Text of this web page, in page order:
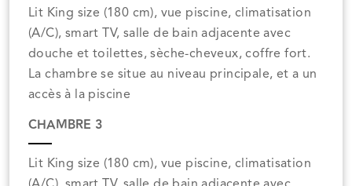
Lit King size (180 cm), vue piscine, climatisation
(A/C), smart TV, salle de bain adjacente avec
douche et toilettes, sèche-cheveux, coffre fort.
La chambre se situe au niveau principale, et a un
accès à la piscine
CHAMBRE 3
Lit King size (180 cm), vue piscine, climatisation